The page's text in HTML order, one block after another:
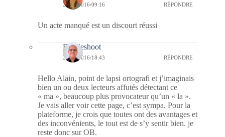
27/03/2016/09:16 RÉPONDRE
Un acte manqué est un discourt réussi
Bernieshoot
27/03/2016/18:43 RÉPONDRE
Hello Alain, point de lapsi ortografi et j’imaginais
bien un ou deux lecteurs affutés détectant ce
« ma », beaucoup plus provocateur qu’un « la ».
Je vais aller voir cette page, c’est sympa. Pour la
plateforme, je crois que toutes ont des avantages et
des inconvénients, le tout est de s’y sentir bien. je
reste donc sur OB.